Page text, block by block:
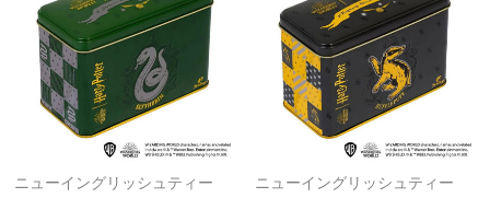
ニューイングリッシュティー
ニューイングリッシュティー